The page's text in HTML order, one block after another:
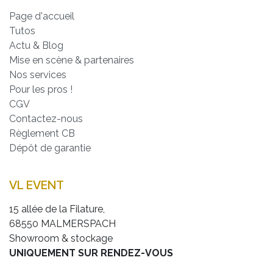
Page d'accueil
Tutos
Actu & Blog
Mise en scène & partenaires
Nos services
Pour les pros !
CGV
Contactez-nous
Règlement CB
Dépôt de garantie
VL EVENT
15 allée de la Filature,
68550 MALMERSPACH
Showroom & stockage
UNIQUEMENT SUR RENDEZ-VOUS